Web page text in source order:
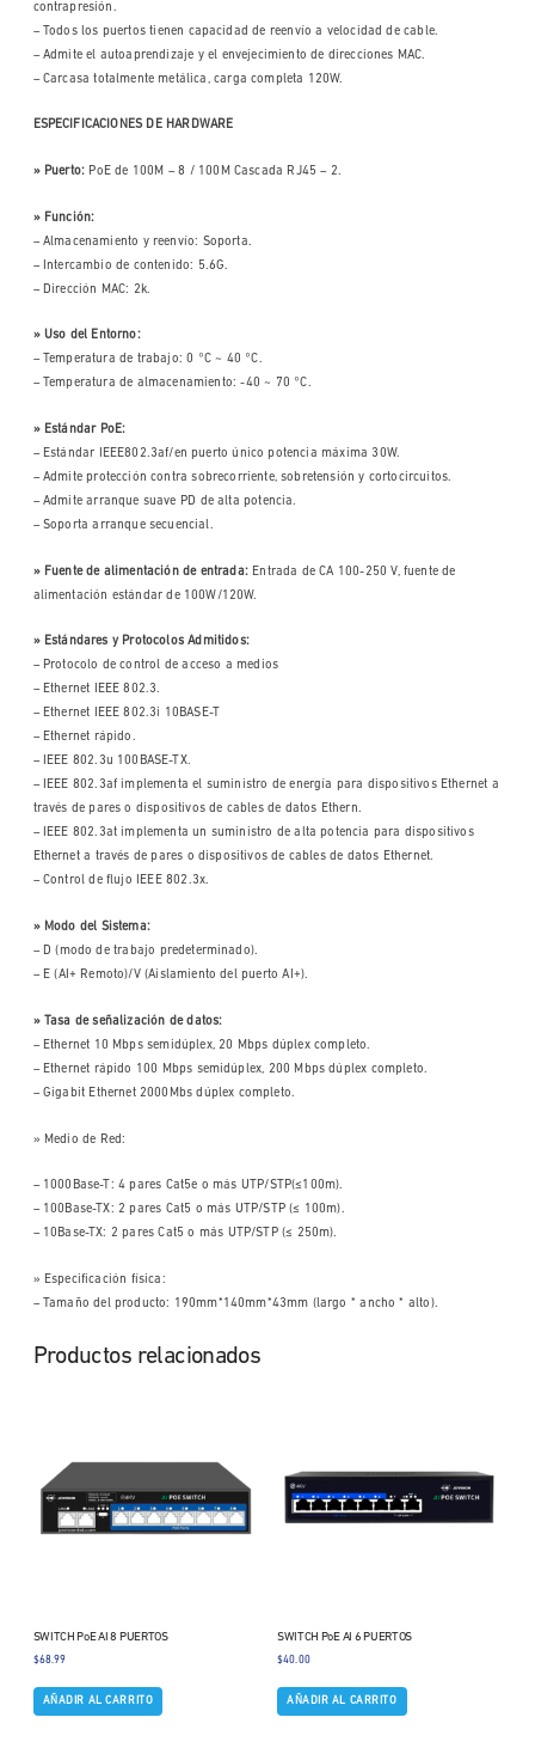
contrapresión.
– Todos los puertos tienen capacidad de reenvío a velocidad de cable.
– Admite el autoaprendizaje y el envejecimiento de direcciones MAC.
– Carcasa totalmente metálica, carga completa 120W.
ESPECIFICACIONES DE HARDWARE
» Puerto: PoE de 100M – 8 / 100M Cascada RJ45 – 2.
» Función:
– Almacenamiento y reenvío: Soporta.
– Intercambio de contenido: 5.6G.
– Dirección MAC: 2k.
» Uso del Entorno:
– Temperatura de trabajo: 0 °C ~ 40 °C.
– Temperatura de almacenamiento: -40 ~ 70 °C.
» Estándar PoE:
– Estándar IEEE802.3af/en puerto único potencia máxima 30W.
– Admite protección contra sobrecorriente, sobretensión y cortocircuitos.
– Admite arranque suave PD de alta potencia.
– Soporta arranque secuencial.
» Fuente de alimentación de entrada: Entrada de CA 100-250 V, fuente de
alimentación estándar de 100W/120W.
» Estándares y Protocolos Admitidos:
– Protocolo de control de acceso a medios
– Ethernet IEEE 802.3.
– Ethernet IEEE 802.3i 10BASE-T
– Ethernet rápido.
– IEEE 802.3u 100BASE-TX.
– IEEE 802.3af implementa el suministro de energía para dispositivos Ethernet a
través de pares o dispositivos de cables de datos Ethern.
– IEEE 802.3at implementa un suministro de alta potencia para dispositivos
Ethernet a través de pares o dispositivos de cables de datos Ethernet.
– Control de flujo IEEE 802.3x.
» Modo del Sistema:
– D (modo de trabajo predeterminado).
– E (AI+ Remoto)/V (Aislamiento del puerto AI+).
» Tasa de señalización de datos:
– Ethernet 10 Mbps semidúplex, 20 Mbps dúplex completo.
– Ethernet rápido 100 Mbps semidúplex, 200 Mbps dúplex completo.
– Gigabit Ethernet 2000Mbs dúplex completo.
» Medio de Red:
– 1000Base-T: 4 pares Cat5e o más UTP/STP(≤100m).
– 100Base-TX: 2 pares Cat5 o más UTP/STP (≤ 100m).
– 10Base-TX: 2 pares Cat5 o más UTP/STP (≤ 250m).
» Especificación física:
– Tamaño del producto: 190mm*140mm*43mm (largo * ancho * alto).
Productos relacionados
SWITCH PoE AI 8 PUERTOS
$68.99
AÑADIR AL CARRITO
SWITCH PoE AI 6 PUERTOS
$40.00
AÑADIR AL CARRITO